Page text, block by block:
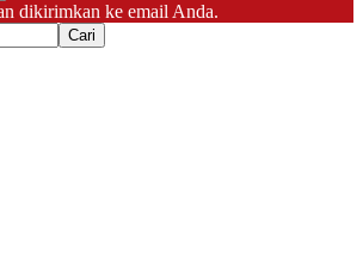
dikirimkan ke email Anda.